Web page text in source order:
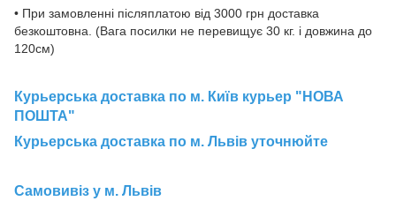
• При замовленні післяплатою від 3000 грн доставка
безкоштовна. (Вага посилки не перевищує 30 кг. і довжина до
120см)
Курьерська доставка по м. Київ курьер "НОВА
ПОШТА"
Курьерська доставка по м. Львів уточнюйте
Самовивіз у м. Львів